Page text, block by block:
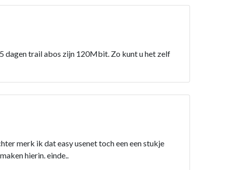
dagen trail abos zijn 120Mbit. Zo kunt u het zelf
merk ik dat easy usenet toch een een stukje
hierin. einde..